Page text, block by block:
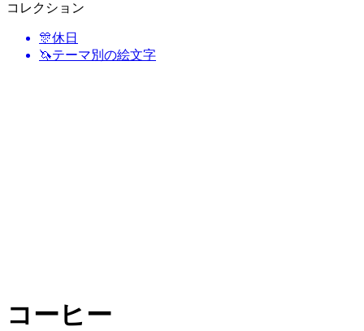
コレクション
🎊休日
🦄テーマ別の絵文字
コーヒー